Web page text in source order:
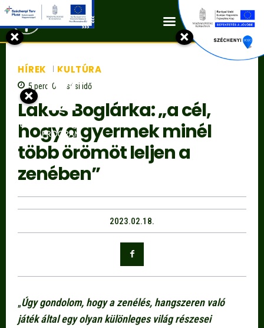
Kapcsolat
HÍREK KULTÚRA
5 perc Olvasási idő
Lakos Boglárka: „a cél,
hogy a gyermek minél
több örömöt leljen a
zenében”
2023.02.18.
„Úgy gondolom, hogy a zenélés, hangszeren való
játék által egy olyan különleges világ részesei
×
×
×